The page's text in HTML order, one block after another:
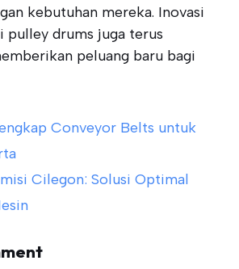
kebutuhan mereka. Inovasi
pulley drums juga terus
peluang baru bagi
Conveyor Belts untuk
Cilegon: Solusi Optimal